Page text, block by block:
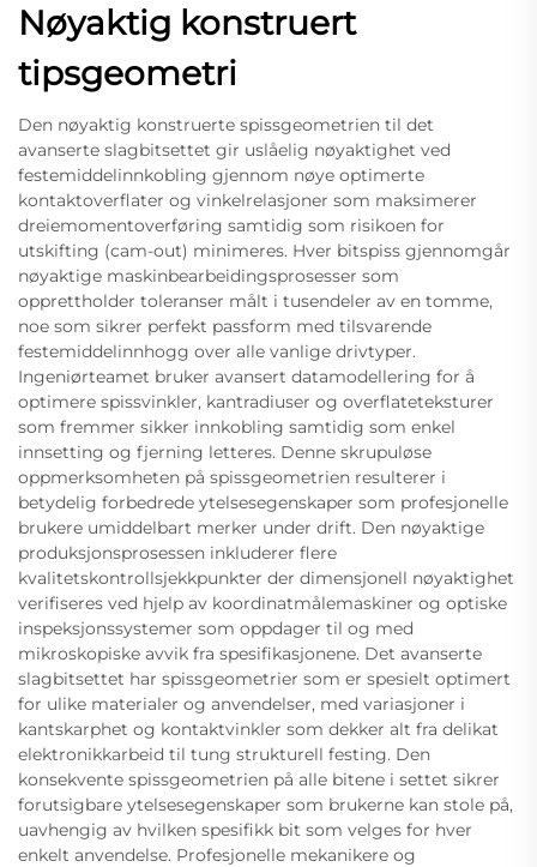
Nøyaktig konstruert
tipsgeometri
Den nøyaktig konstruerte spissgeometrien til det
avanserte slagbitsettet gir uslåelig nøyaktighet ved
festemiddelinnkobling gjennom nøye optimerte
kontaktoverflater og vinkelrelasjoner som maksimerer
dreiemomentoverføring samtidig som risikoen for
utskifting (cam-out) minimeres. Hver bitspiss gjennomgår
nøyaktige maskinbearbeidingsprosesser som
opprettholder toleranser målt i tusendeler av en tomme,
noe som sikrer perfekt passform med tilsvarende
festemiddelinnhogg over alle vanlige drivtyper.
Ingeniørteamet bruker avansert datamodellering for å
optimere spissvinkler, kantradiuser og overflateteksturer
som fremmer sikker innkobling samtidig som enkel
innsetting og fjerning letteres. Denne skrupuløse
oppmerksomheten på spissgeometrien resulterer i
betydelig forbedrede ytelsesegenskaper som profesjonelle
brukere umiddelbart merker under drift. Den nøyaktige
produksjonsprosessen inkluderer flere
kvalitetskontrollsjekkpunkter der dimensjonell nøyaktighet
verifiseres ved hjelp av koordinatmålemaskiner og optiske
inspeksjonssystemer som oppdager til og med
mikroskopiske avvik fra spesifikasjonene. Det avanserte
slagbitsettet har spissgeometrier som er spesielt optimert
for ulike materialer og anvendelser, med variasjoner i
kantskarphet og kontaktvinkler som dekker alt fra delikat
elektronikkarbeid til tung strukturell festing. Den
konsekvente spissgeometrien på alle bitene i settet sikrer
forutsigbare ytelsesegenskaper som brukerne kan stole på,
uavhengig av hvilken spesifikk bit som velges for hver
enkelt anvendelse. Profesjonelle mekanikere og